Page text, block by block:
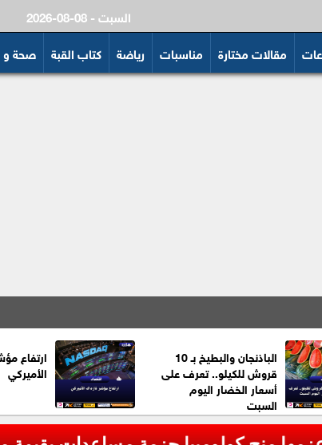
2026-08-08 - السبت
مقالات مختارة مناسبات رياضة كتاب القبة صحة و
الباذنجان والبطيخ بـ 10
قروش للكيلو.. تعرف على
أسعار الخضار اليوم
السبت
ارتفاع
الأميركي